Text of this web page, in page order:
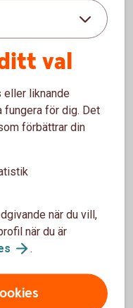
för en
sms för endast ett
i notisen?
val
eller liknande
för dig. Det
förbättrar din
när du vill,
när du är
.